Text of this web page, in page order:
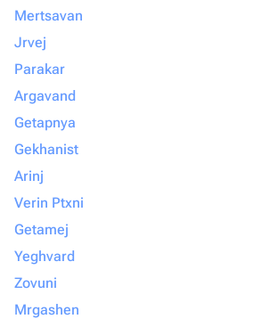
Mertsavan
Jrvej
Parakar
Argavand
Getapnya
Gekhanist
Arinj
Verin Ptxni
Getamej
Yeghvard
Zovuni
Mrgashen